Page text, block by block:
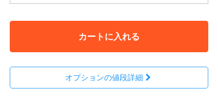
カートに入れる
オプションの値段詳細